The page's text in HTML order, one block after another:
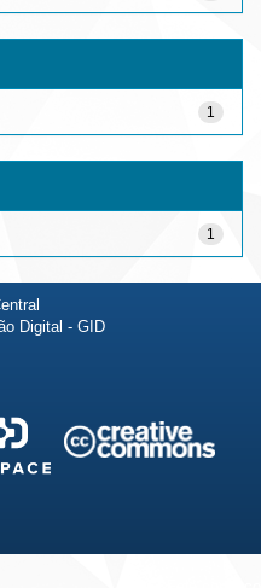
1
1
Digital - GID